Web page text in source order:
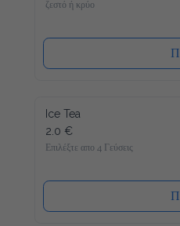
Ice Tea
2.0 €
Επιλέξτε απο 4 Γεύσεις